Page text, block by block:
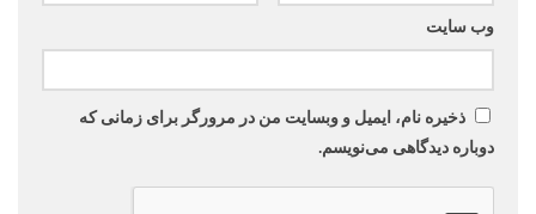
وب‌ سایت
ذخیره نام، ایمیل و وبسایت من در مرورگر برای زمانی که
دوباره دیدگاهی می‌نویسم.